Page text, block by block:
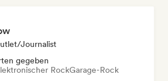
Journalist
gegeben
RockGarage-Rock